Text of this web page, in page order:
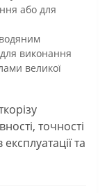
або для
виконання
великої
точності
та